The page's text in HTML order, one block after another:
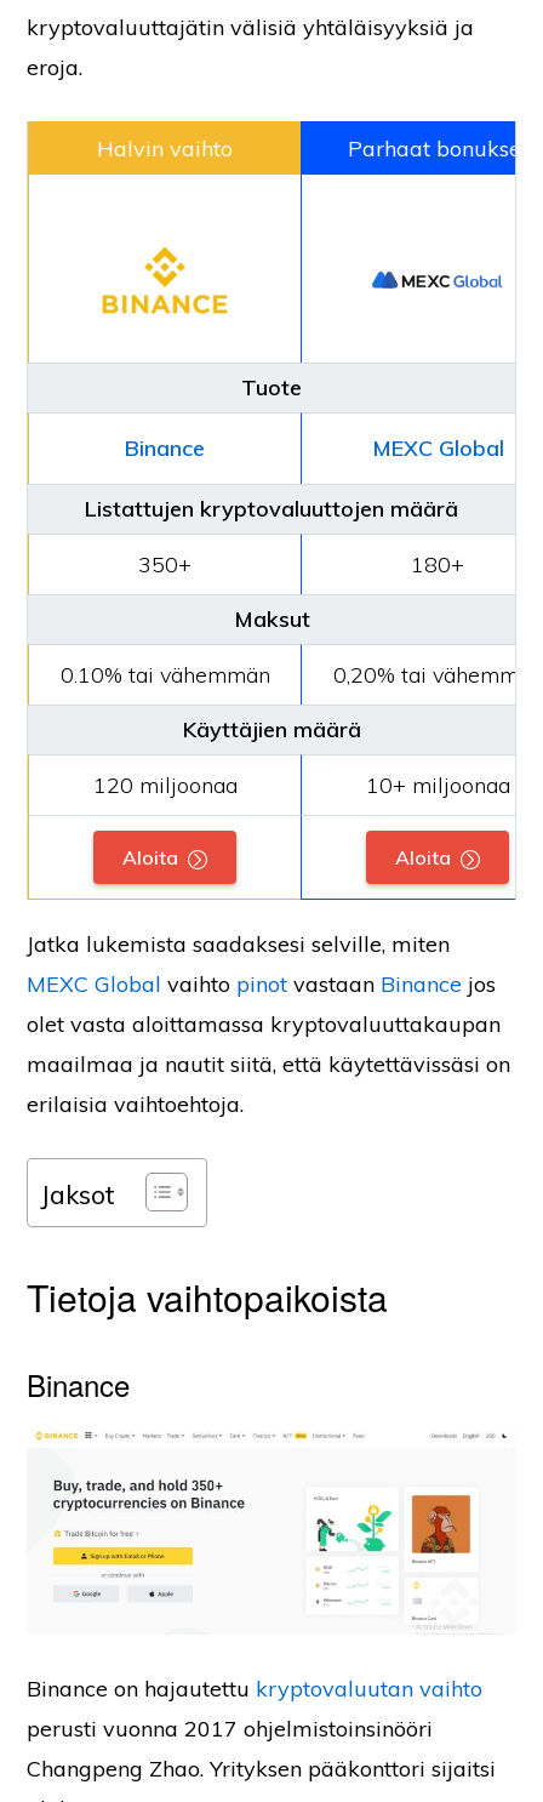
kryptovaluuttajätin välisiä yhtäläisyyksiä ja
eroja.
Halvin vaihto Parhaat bonukset
Tuote
Binance MEXC Global
Listattujen kryptovaluuttojen määrä
350+
180+
Maksut
0.10% tai vähemmän
0,20% tai vähemmän
Käyttäjien määrä
120 miljoonaa
10+ miljoonaa
Aloita Aloita
Jatka lukemista saadaksesi selville, miten
MEXC Global vaihto pinot vastaan Binance jos
olet vasta aloittamassa kryptovaluuttakaupan
maailmaa ja nautit siitä, että käytettävissäsi on
erilaisia vaihtoehtoja.
Jaksot
Tietoja vaihtopaikoista
Binance
Binance on hajautettu kryptovaluutan vaihto
perusti vuonna 2017 ohjelmistoinsinööri
Changpeng Zhao. Yrityksen pääkonttori sijaitsi